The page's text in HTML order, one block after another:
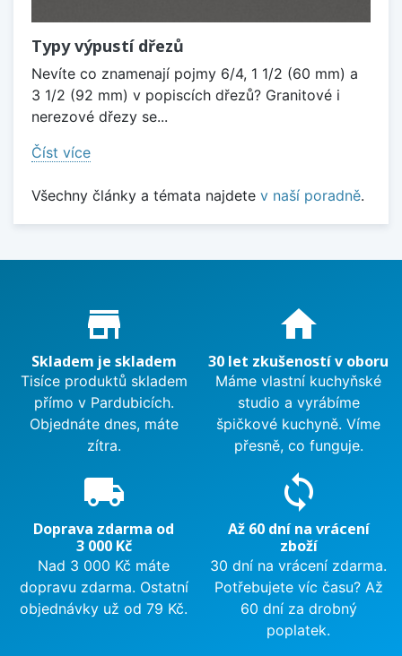
Typy výpustí dřezů
Nevíte co znamenají pojmy 6/4, 1 1/2 (60 mm) a
3 1/2 (92 mm) v popiscích dřezů? Granitové i
nerezové dřezy se...
Číst více
Všechny články a témata najdete v naší poradně.
Proč nakupovat u nás?
store_mall_directory
Skladem je skladem
Tisíce produktů skladem
přímo v Pardubicích.
Objednáte dnes, máte
zítra.
home
30 let zkušeností v oboru
Máme vlastní kuchyňské
studio a vyrábíme
špičkové kuchyně. Víme
přesně, co funguje.
local_shipping
Doprava zdarma od
3 000 Kč
Nad 3 000 Kč máte
dopravu zdarma. Ostatní
objednávky už od 79 Kč.
sync
Až 60 dní na vrácení
zboží
30 dní na vrácení zdarma.
Potřebujete víc času? Až
60 dní za drobný
poplatek.